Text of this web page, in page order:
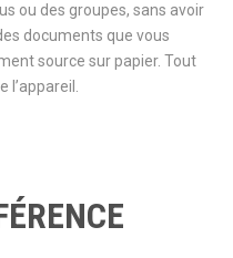
ou des groupes, sans avoir
documents que vous
source sur papier. Tout
l’appareil.